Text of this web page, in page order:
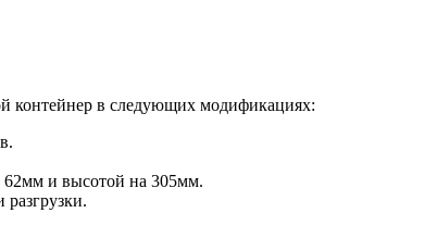
контейнер в следующих модификациях:
62мм и высотой на 305мм.